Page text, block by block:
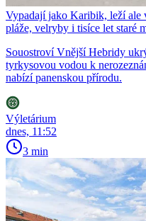
Vypadají jako Karibik, leží ale
pláže, velryby i tisíce let staré
Souostroví Vnější Hebridy
tyrkysovou vodou k
nabízí panenskou přírodu.
Výletárium
dnes, 11:52
3 min